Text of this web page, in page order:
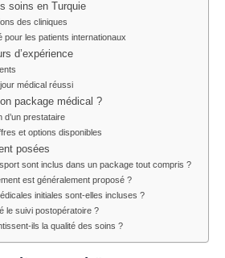
soins en Turquie
des cliniques
pour les patients internationaux
d’expérience
médical réussi
package médical ?
d’un prestataire
et options disponibles
posées
sont inclus dans un package tout compris ?
est généralement proposé ?
initiales sont-elles incluses ?
le suivi postopératoire ?
ils la qualité des soins ?